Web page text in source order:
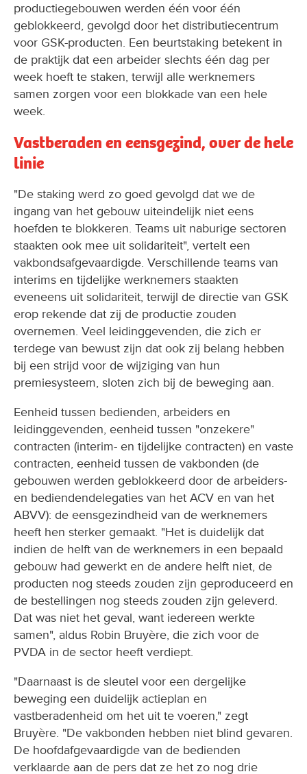
productiegebouwen werden één voor één
geblokkeerd, gevolgd door het distributiecentrum
voor GSK-producten. Een beurtstaking betekent in
de praktijk dat een arbeider slechts één dag per
week hoeft te staken, terwijl alle werknemers
samen zorgen voor een blokkade van een hele
week.
Vastberaden en eensgezind, over de hele
linie
"De staking werd zo goed gevolgd dat we de
ingang van het gebouw uiteindelijk niet eens
hoefden te blokkeren. Teams uit naburige sectoren
staakten ook mee uit solidariteit", vertelt een
vakbondsafgevaardigde. Verschillende teams van
interims en tijdelijke werknemers staakten
eveneens uit solidariteit, terwijl de directie van GSK
erop rekende dat zij de productie zouden
overnemen. Veel leidinggevenden, die zich er
terdege van bewust zijn dat ook zij belang hebben
bij een strijd voor de wijziging van hun
premiesysteem, sloten zich bij de beweging aan.
Eenheid tussen bedienden, arbeiders en
leidinggevenden, eenheid tussen "onzekere"
contracten (interim- en tijdelijke contracten) en vaste
contracten, eenheid tussen de vakbonden (de
gebouwen werden geblokkeerd door de arbeiders-
en bediendendelegaties van het ACV en van het
ABVV): de eensgezindheid van de werknemers
heeft hen sterker gemaakt. "Het is duidelijk dat
indien de helft van de werknemers in een bepaald
gebouw had gewerkt en de andere helft niet, de
producten nog steeds zouden zijn geproduceerd en
de bestellingen nog steeds zouden zijn geleverd.
Dat was niet het geval, want iedereen werkte
samen", aldus Robin Bruyère, die zich voor de
PVDA in de sector heeft verdiept.
"Daarnaast is de sleutel voor een dergelijke
beweging een duidelijk actieplan en
vastberadenheid om het uit te voeren," zegt
Bruyère. "De vakbonden hebben niet blind gevaren.
De hoofdafgevaardigde van de bedienden
verklaarde aan de pers dat ze het zo nog drie